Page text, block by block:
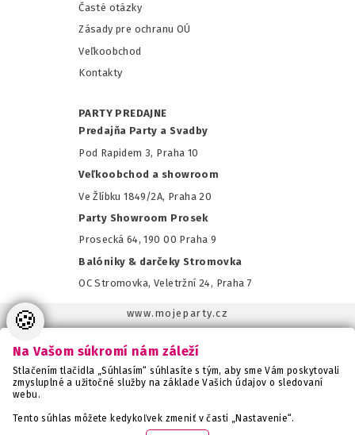
Časté otázky
Zásady pre ochranu OÚ
Veľkoobchod
Kontakty
PARTY PREDAJNE
Predajňa Party a Svadby
Pod Rapidem 3, Praha 10
Veľkoobchod a showroom
Ve Žlíbku 1849/2A, Praha 20
Party Showroom Prosek
Prosecká 64, 190 00 Praha 9
Balóniky & darčeky Stromovka
OC Stromovka, Veletržní 24, Praha 7
www.mojeparty.cz
www.svatebnivyzdoba.cz
www.detskaparty.cz
www.potiskbalonku.cz
🍪
Na Vašom súkromí nám záleží
Stlačením tlačidla „Súhlasím“ súhlasíte s tým, aby sme Vám poskytovali
zmysluplné a užitočné služby na základe Vašich údajov o sledovaní
webu.
Tento súhlas môžete kedykoľvek zmeniť v časti „Nastavenie“.